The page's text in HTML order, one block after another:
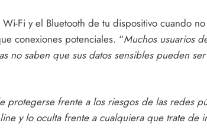
Fi y el Bluetooth de tu dispositivo cuando
conexiones potenciales. “Muchos usuarios
no saben que sus datos sensibles pueden
protegerse frente a los riesgos de las redes
y lo oculta frente a cualquiera que trate de